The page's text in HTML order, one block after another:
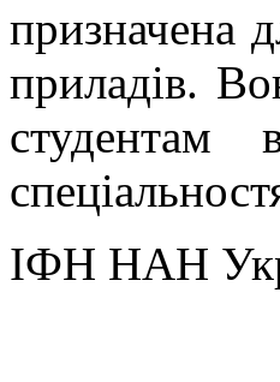
призначена
приладів.
студентам
ІФН НАН